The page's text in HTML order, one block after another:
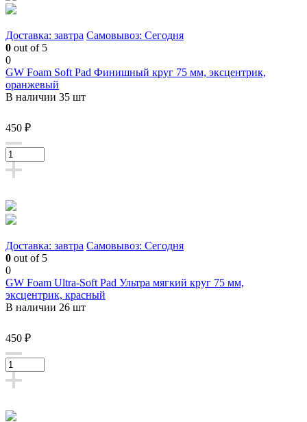
Доставка: завтра Самовывоз: Сегодня
0 out of 5
0
GW Foam Soft Pad Финишный круг 75 мм, эксцентрик,
оранжевый
В наличии 35 шт
450 ₽
Доставка: завтра Самовывоз: Сегодня
0 out of 5
0
GW Foam Ultra-Soft Pad Ультра мягкий круг 75 мм,
эксцентрик, красный
В наличии 26 шт
450 ₽